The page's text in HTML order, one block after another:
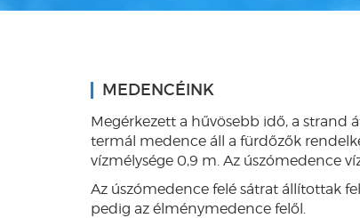
MEDENCÉINK
Megérkezett a hűvösebb idő, a strand
termál medence áll a fürdőzők
vízmélysége 0,9 m. Az úszómedence
Az úszómedence felé sátrat állítottak
pedig az élménymedence felől.